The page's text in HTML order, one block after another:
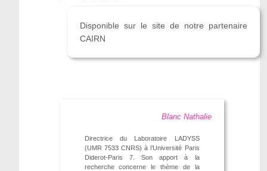
Disponible sur le site de notre partenaire
CAIRN
Blanc Nathalie
Directrice du Laboratoire LADYSS
(UMR 7533 CNRS) à l’Université Paris
Diderot-Paris 7. Son apport à la
recherche concerne le thème de la